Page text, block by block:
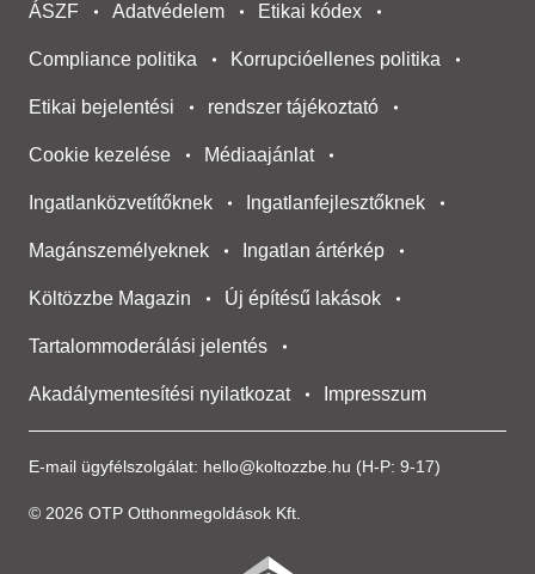
E-mail ügyfélszolgálat: hello@koltozzbe.hu (H-P: 9-17)
© 2026 OTP Otthonmegoldások Kft.
ÁSZF Adatvédelem Etikai kódex
Compliance politika Korrupcióellenes politika
Etikai bejelentési rendszer tájékoztató
Cookie kezelése Médiaajánlat
Ingatlanközvetítőknek Ingatlanfejlesztőknek
Magánszemélyeknek Ingatlan ártérkép
Költözzbe Magazin Új építésű lakások
Tartalommoderálási jelentés
Akadálymentesítési nyilatkozat Impresszum